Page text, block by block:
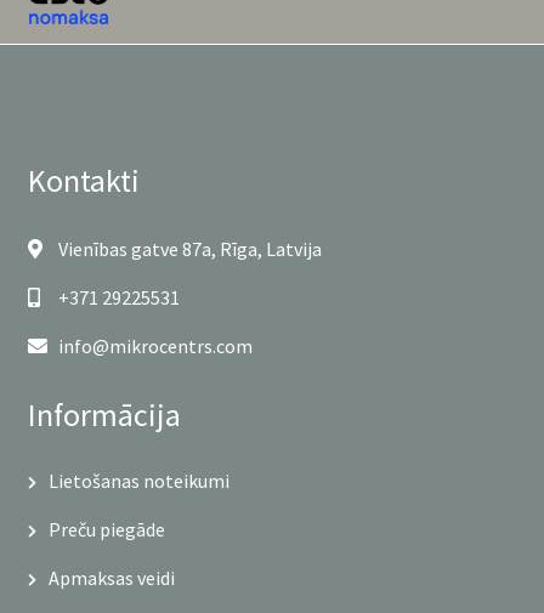
Kontakti
Vienības gatve 87a, Rīga, Latvija
+371 29225531
info@mikrocentrs.com
Informācija
Lietošanas noteikumi
Preču piegāde
Apmaksas veidi